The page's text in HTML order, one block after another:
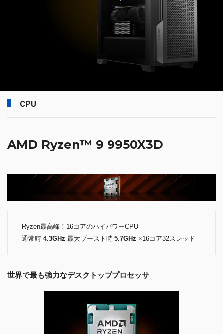
CPU
AMD Ryzen™ 9 9950X3D
Ryzen最高峰！16コアのハイパワーCPU
通常時 4.3GHz 最大ブースト時 5.7GHz ×16コア32スレッド
世界で最も強力なデスクトッププロセッサ